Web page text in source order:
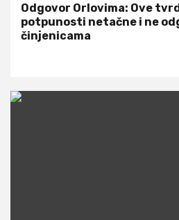
Odgovor Orlovima: ​Ove
potpunosti netačne i ne
činjenicama